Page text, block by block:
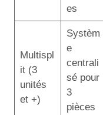
es
Multispl
it (3
unités
et +)
Systèm
e
centrali
sé pour
3
pièces